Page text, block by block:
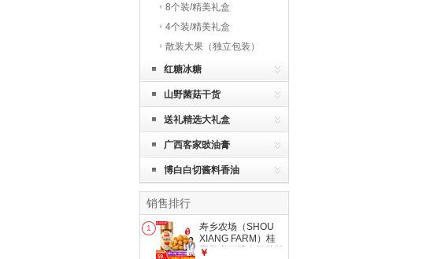
8个装/精美礼盒
4个装/精美礼盒
散装大果（独立包装）
红糖冰糖
山野菌菇干货
送礼精选大礼盒
广西客家豉油膏
博白白切酱料香油
销售排行
1
寿乡农场（SHOU
XIANG FARM）桂
圆干广西博白无核桂
￥